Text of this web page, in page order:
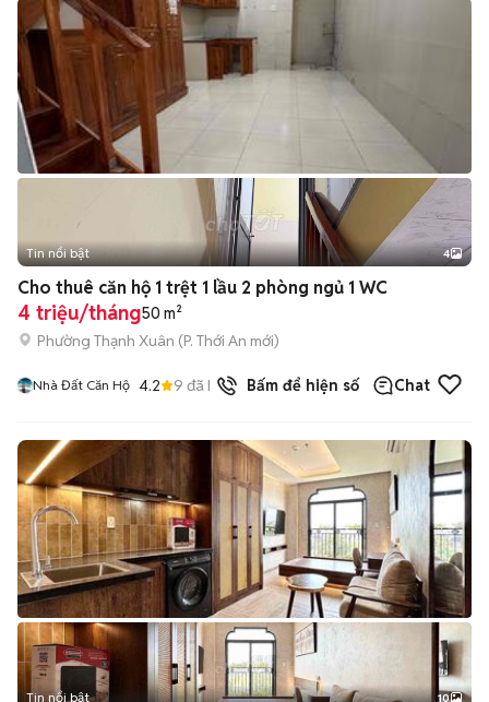
Tin nổi bật 4
Cho thuê căn hộ 1 trệt 1 lầu 2 phòng ngủ 1 WC
4 triệu/tháng50 m²
Phường Thạnh Xuân (P. Thới An mới)
Nhà Đất Căn Hộ 4.2 9 đã bán Bấm để hiện số Chat
Tin nổi bật 10